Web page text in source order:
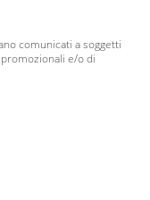
comunicati a soggetti
e/o di